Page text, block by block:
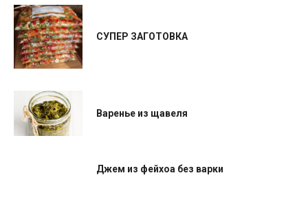
СУПЕР ЗАГОТОВКА
Варенье из щавеля
Джем из фейхоа без варки